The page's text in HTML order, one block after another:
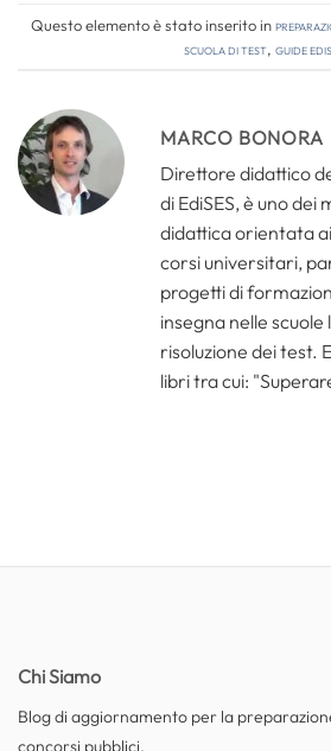
Questo elemento è stato inserito in
scuola di test, guide
MARCO BONORA
Direttore didattico
di EdiSES, è uno dei
didattica orientata
corsi universitari,
progetti di
insegna nelle
risoluzione dei test.
libri tra cui:
Chi Siamo
Blog di aggiornamento per la
concorsi pubblici.